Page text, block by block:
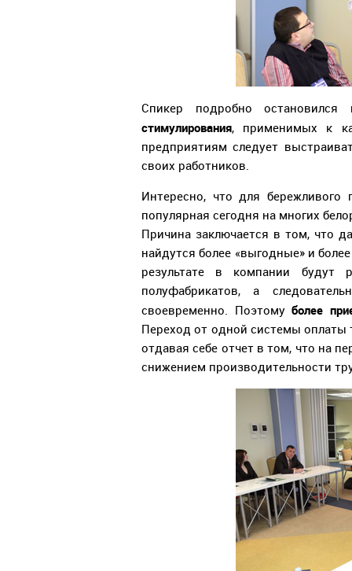
Спикер подробно
стимулирования, применимых к
предприятиям следует
своих работников.
Интересно, что для бережливого
популярная сегодня на многих
Причина заключается в том, что
найдутся более «выгодные» и
результате в компании будут
полуфабрикатов, а
своевременно. Поэтомуболее
Переход от одной системы оплаты
отдавая себе отчет в том, что на
снижением производительности